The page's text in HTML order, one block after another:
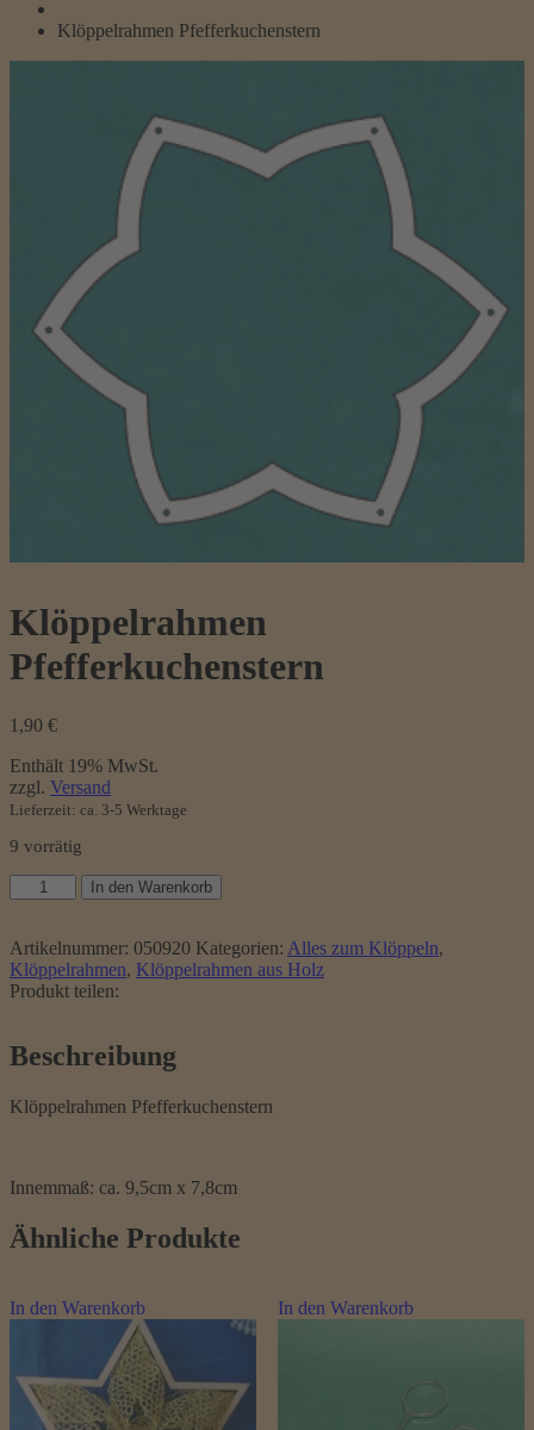
Klöppelrahmen Pfefferkuchenstern
Klöppelrahmen
Pfefferkuchenstern
1,90 €
Enthält 19% MwSt.
zzgl. Versand
Lieferzeit: ca. 3-5 Werktage
9 vorrätig
Klöppelrahmen
Pfefferkuchenstern
In den Warenkorb
Artikelnummer: 050920 Kategorien: Alles zum Klöppeln,
Klöppelrahmen, Klöppelrahmen aus Holz
Produkt teilen:
Beschreibung
Klöppelrahmen Pfefferkuchenstern
Innemmaß: ca. 9,5cm x 7,8cm
Ähnliche Produkte
In den Warenkorb In den Warenkorb